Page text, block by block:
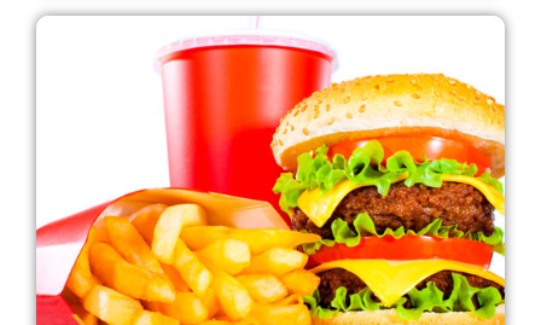
Лубны
Лука-Мелешковская
Миргород
Авангард
Нетешин
Нежин
Никитинцы